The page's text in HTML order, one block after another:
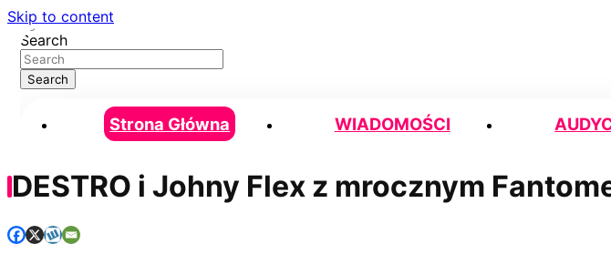
Skip to content
Search
Search
Strona Główna WIADOMOŚCI
DESTRO i Johny Flex z mrocznym